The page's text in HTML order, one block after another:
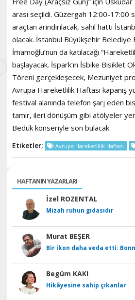
arası seçildi. Güzergah 12:00-17:00
araçtan arındırılacak, sahil hattı
olacak. İstanbul Büyükşehir Belediye
İmamoğlu’nun da katılacağı
başlayacak. İspark’ın İsbike Bisiklet
Töreni gerçekleşecek, Mezuniyet
Avrupa Hareketlilik Haftası kapanış
festival alanında telefon şarj eden
tamir, ileri dönüşüm gibi atölyeler
Bedük konseriyle son bulacak.
Etiketler; Avrupa Hareketlilik Haftası
HAFTANIN YAZARLARI
İzel ROZENTAL
Mizah ruhun gıdasıdır
Murat BEŞER
Bir ikon daha veda etti:
Begüm KAKI
Hikâyesine sahip çıkanlar